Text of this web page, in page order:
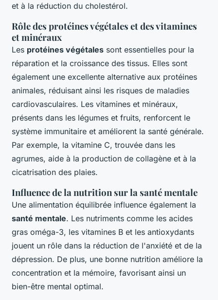
et à la réduction du cholestérol.
Rôle des protéines végétales et des vitamines
et minéraux
Les protéines végétales sont essentielles pour la
réparation et la croissance des tissus. Elles sont
également une excellente alternative aux protéines
animales, réduisant ainsi les risques de maladies
cardiovasculaires. Les vitamines et minéraux,
présents dans les légumes et fruits, renforcent le
système immunitaire et améliorent la santé générale.
Par exemple, la vitamine C, trouvée dans les
agrumes, aide à la production de collagène et à la
cicatrisation des plaies.
Influence de la nutrition sur la santé mentale
Une alimentation équilibrée influence également la
santé mentale. Les nutriments comme les acides
gras oméga-3, les vitamines B et les antioxydants
jouent un rôle dans la réduction de l'anxiété et de la
dépression. De plus, une bonne nutrition améliore la
concentration et la mémoire, favorisant ainsi un
bien-être mental optimal.